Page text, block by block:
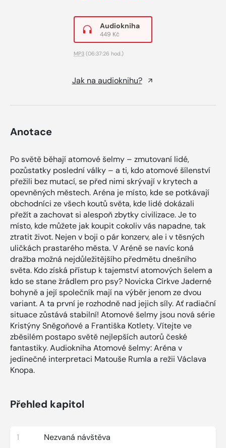
Audiokniha
449 Kč
MP3 (06:37:26 hod.)
Jak na audioknihu?
Anotace
Po světě běhají atomové šelmy – zmutovaní lidé,
pozůstatky poslední války – a ti, kdo atomové šílenství
přežili bez mutací, se před nimi skrývají v krytech a
opevněných městech. Aréna je místo, kde se potkávají
obchodníci ze všech koutů světa, kde lidé dokázali
přežít a zachovat si alespoň zbytky civilizace. Je to
místo, kde můžete jak koupit cokoliv vás napadne, tak
ztratit život. Nejen v boji o pár konzerv, ale i v těsných
uličkách prastarého města. V Aréně se navíc koná
dražba možná nejdůležitějšího předmětu dnešního
světa. Kdo získá přístup k tajemství atomových šelem a
kdo se stane žrádlem pro psy? Novicka Církve Jaderné
bohyně a její společník mají na výběr jenom ze dvou
variant. A ta první je rozhodně nad jejich síly. Ať radiační
situace zůstává stabilní! Atomové šelmy jsou nová série
Kristýny Sněgoňové a Františka Kotlety. Vítejte ve
zběsilém postapo světě nejlepších autorů české
fantastiky. Audiokniha Atomové šelmy: Aréna v
jedinečné interpretaci Matouše Rumla a režii Václava
Knopa.
Přehled kapitol
1 Nezvaná návštěva